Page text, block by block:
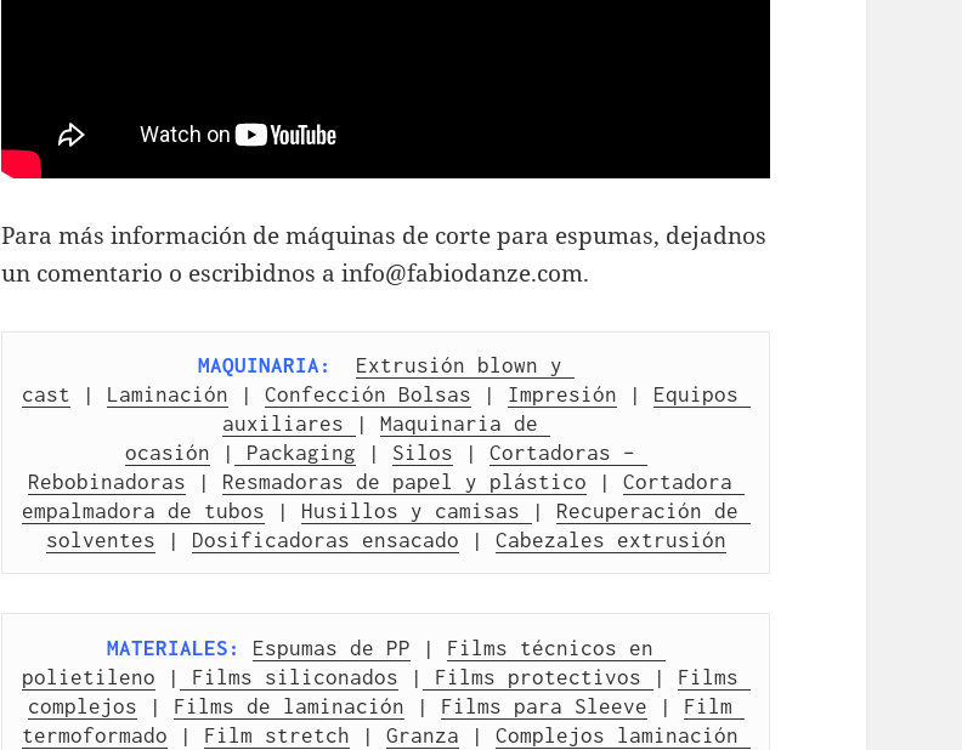
Para más información de máquinas de corte para espumas, dejadnos
un comentario o escribidnos a info@fabiodanze.com.
MAQUINARIA:
Extrusión blown y
cast | Laminación | Confección Bolsas | Impresión | Equipos
auxiliares
| Maquinaria de
ocasión | Packaging | Silos | Cortadoras –
Rebobinadoras | Resmadoras de papel y plástico | Cortadora
empalmadora de tubos | Husillos y camisas | Recuperación de
solventes | Dosificadoras ensacado | Cabezales extrusión
MATERIALES: Espumas de PP | Films técnicos en
polietileno | Films siliconados | Films protectivos | Films
complejos | Films de laminación | Films para Sleeve | Film
termoformado | Film stretch | Granza | Complejos laminación